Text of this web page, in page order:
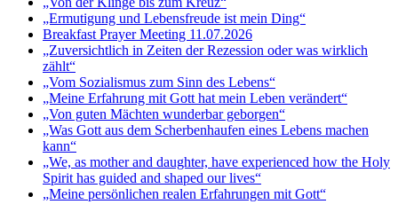
„Ermutigung und Lebensfreude ist mein Ding“
Breakfast Prayer Meeting 11.07.2026
„Zuversichtlich in Zeiten der Rezession oder was wirklich
zählt“
„Vom Sozialismus zum Sinn des Lebens“
„Meine Erfahrung mit Gott hat mein Leben verändert“
„Von guten Mächten wunderbar geborgen“
„Was Gott aus dem Scherbenhaufen eines Lebens machen
kann“
„We, as mother and daughter, have experienced how the Holy
Spirit has guided and shaped our lives“
„Meine persönlichen realen Erfahrungen mit Gott“